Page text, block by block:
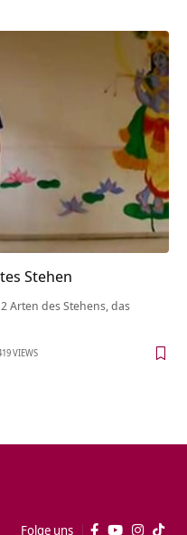
Stehen
Arten des Stehens, das
VIEWS
Folge uns